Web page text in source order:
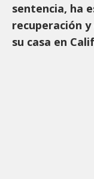
sentencia, ha
recuperación
su casa en